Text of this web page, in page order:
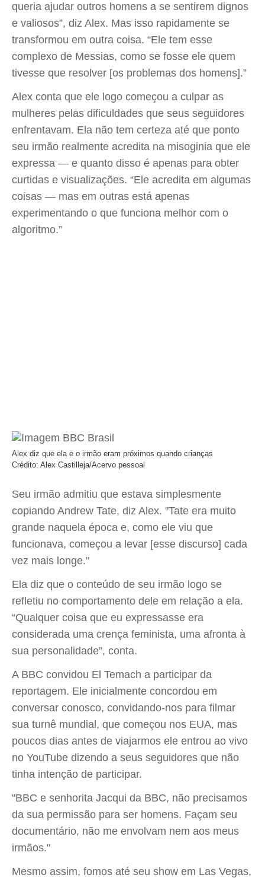
queria ajudar outros homens a se sentirem dignos
e valiosos”, diz Alex. Mas isso rapidamente se
transformou em outra coisa. “Ele tem esse
complexo de Messias, como se fosse ele quem
tivesse que resolver [os problemas dos homens].”
Alex conta que ele logo começou a culpar as
mulheres pelas dificuldades que seus seguidores
enfrentavam. Ela não tem certeza até que ponto
seu irmão realmente acredita na misoginia que ele
expressa — e quanto disso é apenas para obter
curtidas e visualizações. “Ele acredita em algumas
coisas — mas em outras está apenas
experimentando o que funciona melhor com o
algoritmo.”
Alex diz que ela e o irmão eram próximos quando crianças
Crédito: Alex Castilleja/Acervo pessoal
Seu irmão admitiu que estava simplesmente
copiando Andrew Tate, diz Alex. "Tate era muito
grande naquela época e, como ele viu que
funcionava, começou a levar [esse discurso] cada
vez mais longe."
Ela diz que o conteúdo de seu irmão logo se
refletiu no comportamento dele em relação a ela.
“Qualquer coisa que eu expressasse era
considerada uma crença feminista, uma afronta à
sua personalidade”, conta.
A BBC convidou El Temach a participar da
reportagem. Ele inicialmente concordou em
conversar conosco, convidando-nos para filmar
sua turnê mundial, que começou nos EUA, mas
poucos dias antes de viajarmos ele entrou ao vivo
no YouTube dizendo a seus seguidores que não
tinha intenção de participar.
"BBC e senhorita Jacqui da BBC, não precisamos
da sua permissão para ser homens. Façam seu
documentário, não me envolvam nem aos meus
irmãos."
Mesmo assim, fomos até seu show em Las Vegas,